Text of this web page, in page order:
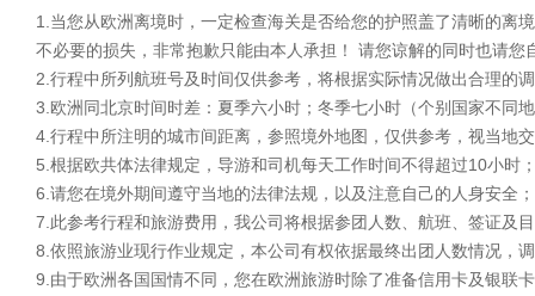
1.当您从欧洲离境时，一定检查海关是否给您的护照盖了清晰的离
不必要的损失，非常抱歉只能由本人承担！ 请您谅解的同时也请您
2.行程中所列航班号及时间仅供参考，将根据实际情况做出合理的
3.欧洲同北京时间时差：夏季六小时；冬季七小时（个别国家不同
4.行程中所注明的城市间距离，参照境外地图，仅供参考，视当地
5.根据欧共体法律规定，导游和司机每天工作时间不得超过10小时
6.请您在境外期间遵守当地的法律法规，以及注意自己的人身安全；
7.此参考行程和旅游费用，我公司将根据参团人数、航班、签证及
8.依照旅游业现行作业规定，本公司有权依据最终出团人数情况，
9.由于欧洲各国国情不同，您在欧洲旅游时除了准备信用卡及银联